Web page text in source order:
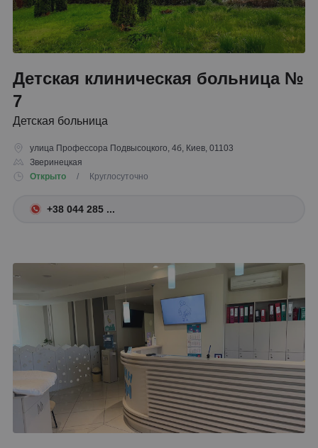
Детская клиническая больница №
7
Детская больница
улица Профессора Подвысоцкого, 4б, Киев, 01103
Зверинецкая
Открыто
/ Круглосуточно
+38 044 285 ...